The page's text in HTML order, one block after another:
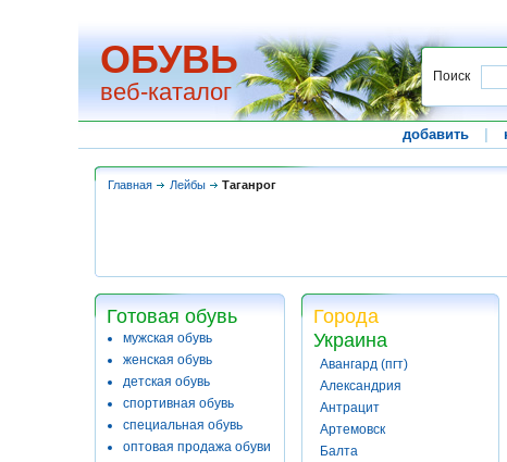
ОБУВЬ
веб-каталог
Поиск
добавить
Главная Лейбы Таганрог
Готовая обувь
мужская обувь
женская обувь
детская обувь
спортивная обувь
специальная обувь
оптовая продажа обуви
Города
Украина
Авангард (пгт)
Александрия
Антрацит
Артемовск
Балта